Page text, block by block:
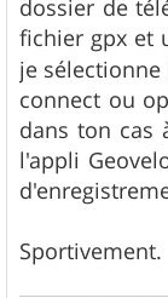
dossier de
fichier gpx et
je
connect ou
dans ton cas
l'appli
Sportivement.